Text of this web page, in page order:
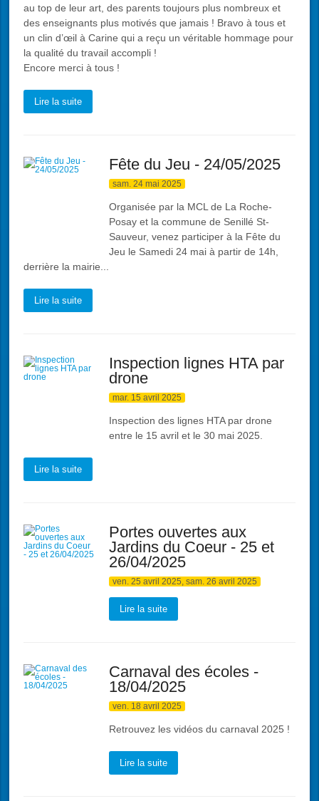
au top de leur art, des parents toujours plus nombreux et
des enseignants plus motivés que jamais ! Bravo à tous et
un clin d’œil à Carine qui a reçu un véritable hommage pour
la qualité du travail accompli !
Encore merci à tous !
Lire la suite
Fête du Jeu - 24/05/2025
sam. 24 mai 2025
Organisée par la MCL de La Roche-
Posay et la commune de Senillé St-
Sauveur, venez participer à la Fête du
Jeu le Samedi 24 mai à partir de 14h,
derrière la mairie...
Lire la suite
Inspection lignes HTA par
drone
mar. 15 avril 2025
Inspection des lignes HTA par drone
entre le 15 avril et le 30 mai 2025.
Lire la suite
Portes ouvertes aux
Jardins du Coeur - 25 et
26/04/2025
ven. 25 avril 2025, sam. 26 avril 2025
Lire la suite
Carnaval des écoles -
18/04/2025
ven. 18 avril 2025
Retrouvez les vidéos du carnaval 2025 !
Lire la suite